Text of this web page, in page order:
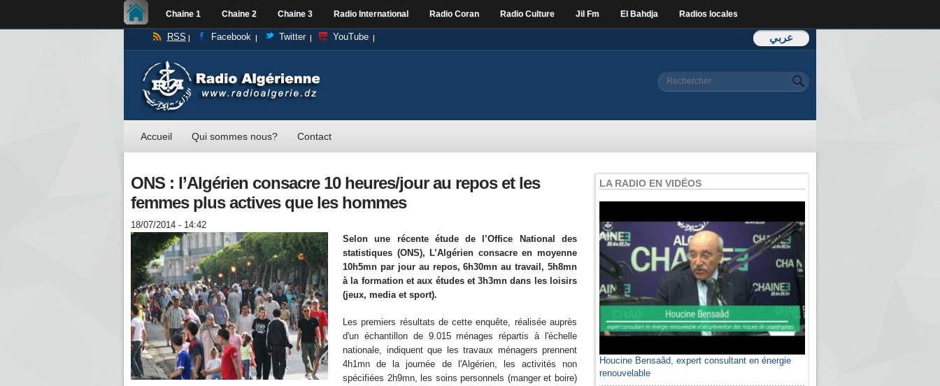
Chaine 1 Chaine 2 Chaine 3 Radio International Radio Coran Radio Culture Jil Fm El Bahdja Radios locales
عربي RSS Facebook Twitter YouTube
Formulaire de
Rechercher
Accueil Qui sommes nous? Contact
ONS : l’Algérien consacre 10 heures/jour au repos et les
femmes plus actives que les hommes
18/07/2014 - 14:42
Selon une récente étude de l’Office National des
statistiques (ONS), L’Algérien consacre en moyenne
10h5mn par jour au repos, 6h30mn au travail, 5h8mn
à la formation et aux études et 3h3mn dans les loisirs
(jeux, media et sport).
Les premiers résultats de cette enquête, réalisée auprès
d'un échantillon de 9.015 ménages répartis à l'échelle
nationale, indiquent que les travaux ménagers prennent
4h1mn de la journée de l'Algérien, les activités non
spécifiées 2h9mn, les soins personnels (manger et boire)
LA RADIO EN VIDÉOS
Houcine Bensaâd, expert consultant en énergie
renouvelable